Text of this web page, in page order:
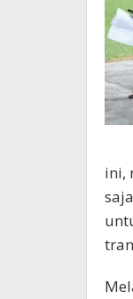
ini,